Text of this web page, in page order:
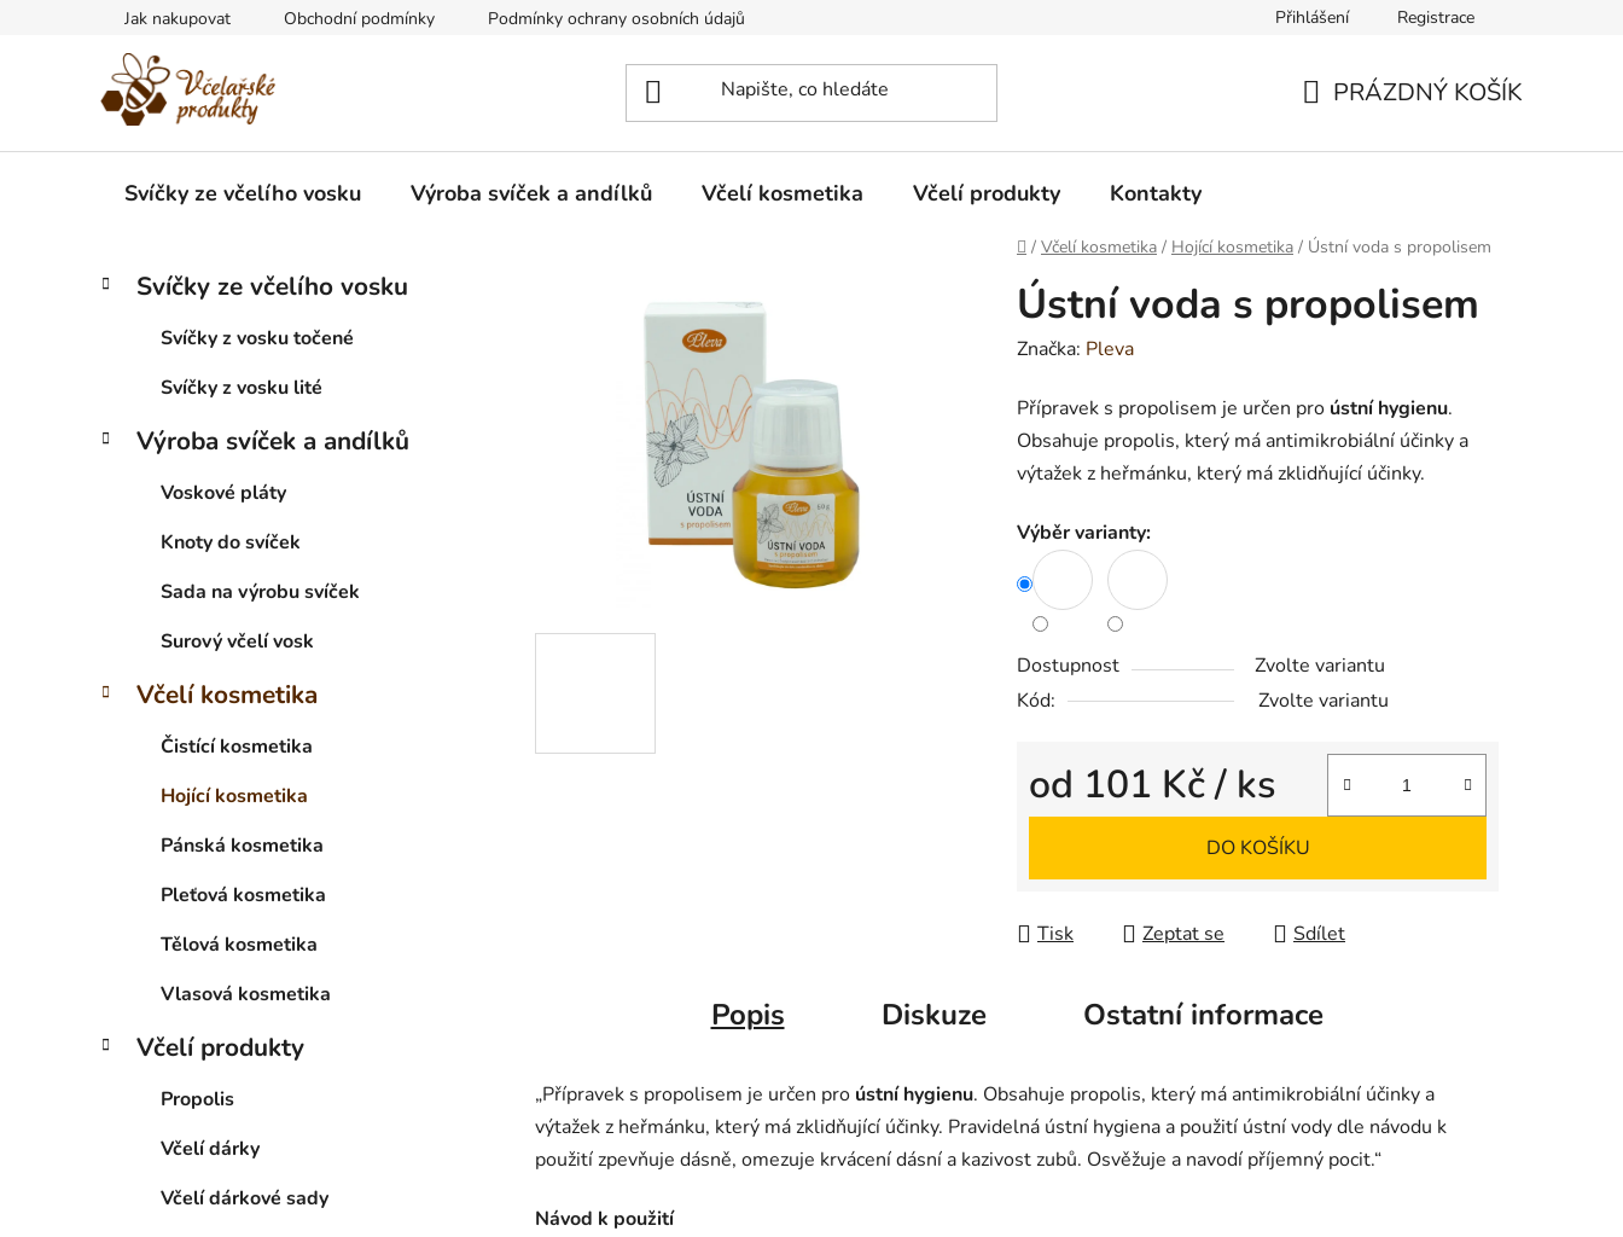
Jak nakupovat Obchodní podmínky Podmínky ochrany osobních údajů Přihlášení Registrace
PRÁZDNÝ KOŠÍK
Svíčky ze včelího vosku Výroba svíček a andílků Včelí kosmetika Včelí produkty Kontakty
Domů
/ Včelí kosmetika / Hojící kosmetika / Ústní voda s propolisem
P
a
l
Přeskočit
kategorie
K
a
r
Svíčky ze včelího vosku
Svíčky z vosku točené
Svíčky z vosku lité
Výroba svíček a andílků
Voskové pláty
Knoty do svíček
Sada na výrobu svíček
Surový včelí vosk
Včelí kosmetika
Čistící kosmetika
Hojící kosmetika
Pánská kosmetika
Pleťová kosmetika
Tělová kosmetika
Vlasová kosmetika
Včelí produkty
Propolis
Včelí dárky
Včelí dárkové sady
Ústní voda s propolisem
Značka: Pleva
Přípravek s propolisem je určen pro ústní hygienu.
Obsahuje propolis, který má antimikrobiální účinky a
výtažek z heřmánku, který má zklidňující účinky.
Výběr varianty:
Dostupnost
Zvolte variantu
Kód:
Zvolte variantu
od 101 Kč/ ks
Měrná cena:
DO KOŠÍKU
Tisk Zeptat se Sdílet
Popis Diskuze Ostatní informace
„Přípravek s propolisem je určen pro ústní hygienu. Obsahuje propolis, který má antimikrobiální účinky a
výtažek z heřmánku, který má zklidňující účinky. Pravidelná ústní hygiena a použití ústní vody dle návodu k
použití zpevňuje dásně, omezuje krvácení dásní a kazivost zubů. Osvěžuje a navodí příjemný pocit.“
Návod k použití